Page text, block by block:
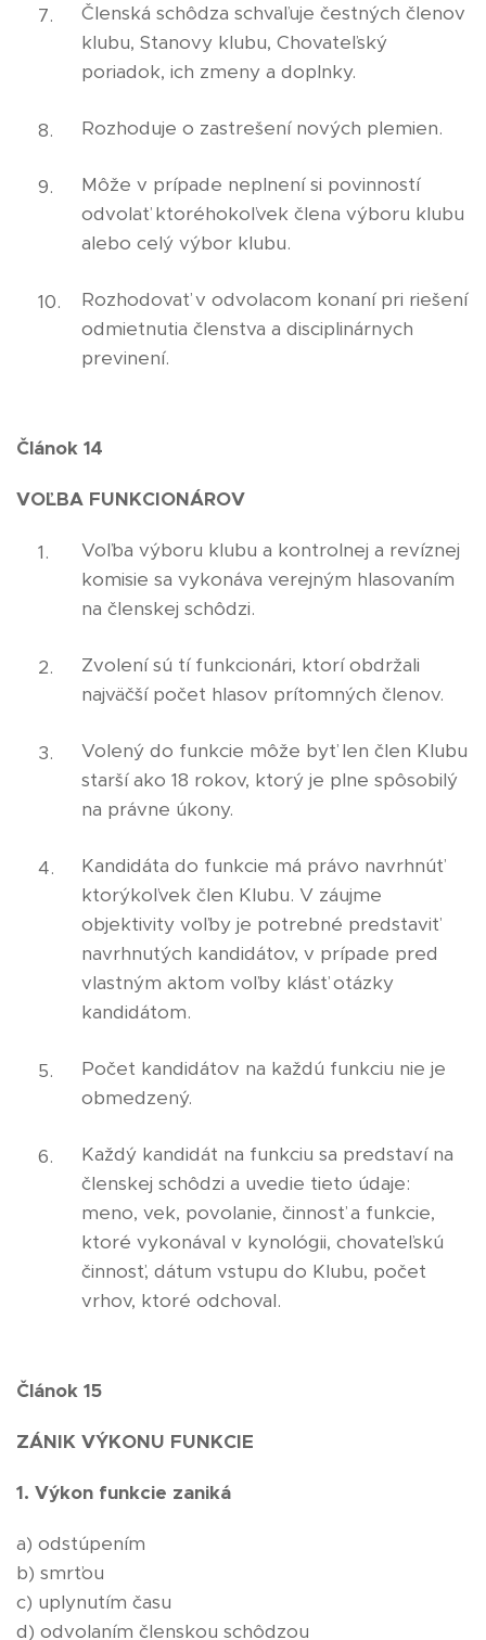
Členská schôdza schvaľuje čestných členov
klubu, Stanovy klubu, Chovateľský
poriadok, ich zmeny a doplnky.
Rozhoduje o zastrešení nových plemien.
Môže v prípade neplnení si povinností
odvolať ktoréhokoľvek člena výboru klubu
alebo celý výbor klubu.
Rozhodovať v odvolacom konaní pri riešení
odmietnutia členstva a disciplinárnych
previnení.
Článok 14
VOĽBA FUNKCIONÁROV
Voľba výboru klubu a kontrolnej a revíznej
komisie sa vykonáva verejným hlasovaním
na členskej schôdzi.
Zvolení sú tí funkcionári, ktorí obdržali
najväčší počet hlasov prítomných členov.
Volený do funkcie môže byť len člen Klubu
starší ako 18 rokov, ktorý je plne spôsobilý
na právne úkony.
Kandidáta do funkcie má právo navrhnúť
ktorýkoľvek člen Klubu. V záujme
objektivity voľby je potrebné predstaviť
navrhnutých kandidátov, v prípade pred
vlastným aktom voľby klásť otázky
kandidátom.
Počet kandidátov na každú funkciu nie je
obmedzený.
Každý kandidát na funkciu sa predstaví na
členskej schôdzi a uvedie tieto údaje:
meno, vek, povolanie, činnosť a funkcie,
ktoré vykonával v kynológii, chovateľskú
činnosť, dátum vstupu do Klubu, počet
vrhov, ktoré odchoval.
Článok 15
ZÁNIK VÝKONU FUNKCIE
1. Výkon funkcie zaniká
a) odstúpením
b) smrťou
c) uplynutím času
d) odvolaním členskou schôdzou